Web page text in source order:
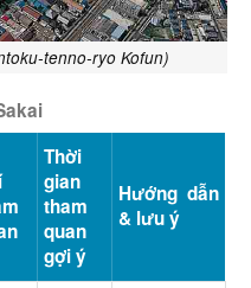
tenno-ryo Kofun)
Thời
gian
tham
quan
gợi ý
Hướng dẫn
& lưu ý